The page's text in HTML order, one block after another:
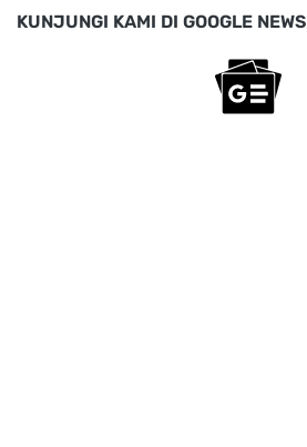
KUNJUNGI KAMI DI GOOGLE NEWS